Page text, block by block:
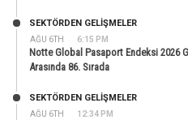
AĞU 6TH 6:15 PM
SEKTÖRDEN GELIŞMELER
Notte Global Pasaport Endeksi 2026
Arasında 86. Sırada
AĞU 6TH 12:34 PM
SEKTÖRDEN GELIŞMELER